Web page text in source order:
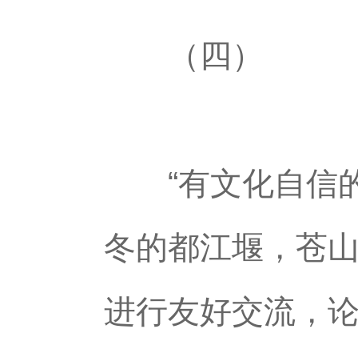
（四）
“有文化自信的
冬的都江堰，苍
进行友好交流，